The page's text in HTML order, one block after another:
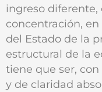
ingreso
concentración,
del Estado de la
estructural de la
tiene que ser,
y de claridad